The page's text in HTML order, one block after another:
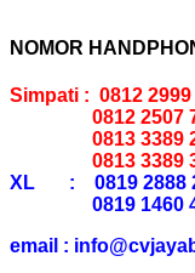
NOMOR
Simpati : 0812 2999
0812 2507
0813 3389
0813 3389
XL : 0819 2888
0819 1460
email :